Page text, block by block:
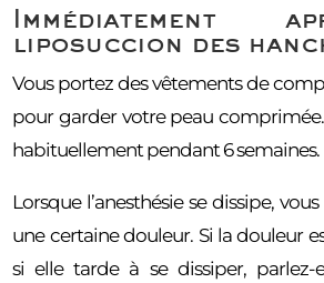
Immédiatement
liposuccion des
Vous portez des vêtements de
pour garder votre peau
habituellement pendant 6 semaines.
Lorsque l’anesthésie se dissipe,
une certaine douleur. Si la douleur
si elle tarde à se dissiper, parlez-